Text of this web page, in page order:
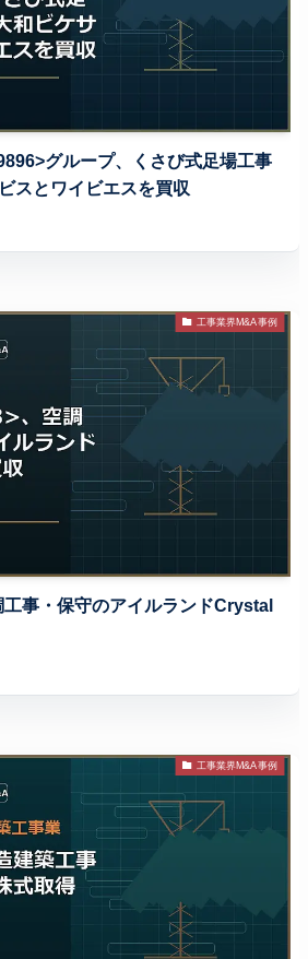
グループ、くさび式足場工事
スとワイビエスを買収
工事業界M&A事例
事・保守のアイルランドCrystal
工事業界M&A事例